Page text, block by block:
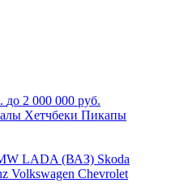
до 2 000 000 руб.
Хетчбеки Пикапы
LADA (ВАЗ) Skoda
Volkswagen Chevrolet